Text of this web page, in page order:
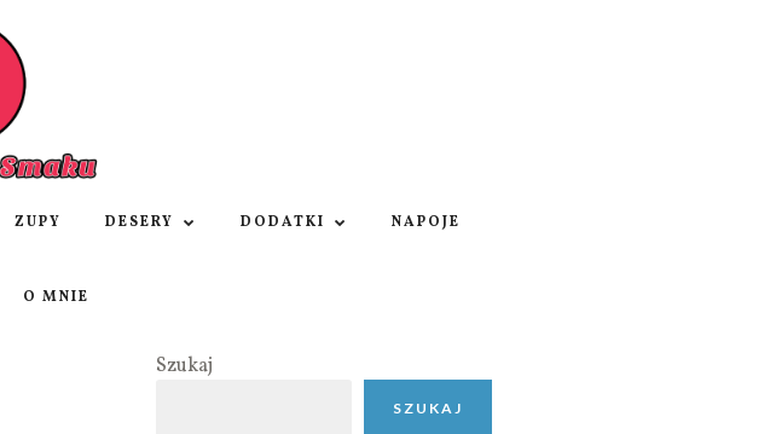
ZUPY DESERY DODATKI NAPOJE
O MNIE
Szukaj
SZUKAJ